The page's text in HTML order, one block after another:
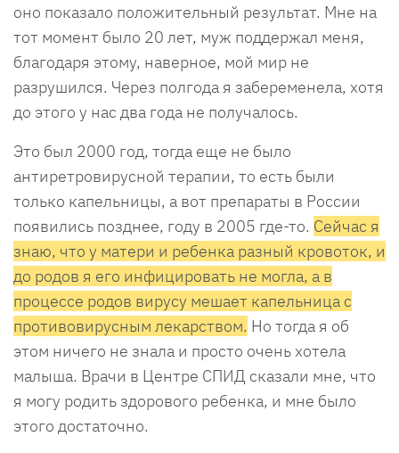
оно показало положительный результат. Мне на
тот момент было 20 лет, муж поддержал меня,
благодаря этому, наверное, мой мир не
разрушился. Через полгода я забеременела, хотя
до этого у нас два года не получалось.
Это был 2000 год, тогда еще не было
антиретровирусной терапии, то есть были
только капельницы, а вот препараты в России
появились позднее, году в 2005 где-то. Сейчас я
знаю, что у матери и ребенка разный кровоток, и
до родов я его инфицировать не могла, а в
процессе родов вирусу мешает капельница с
противовирусным лекарством. Но тогда я об
этом ничего не знала и просто очень хотела
малыша. Врачи в Центре СПИД сказали мне, что
я могу родить здорового ребенка, и мне было
этого достаточно.